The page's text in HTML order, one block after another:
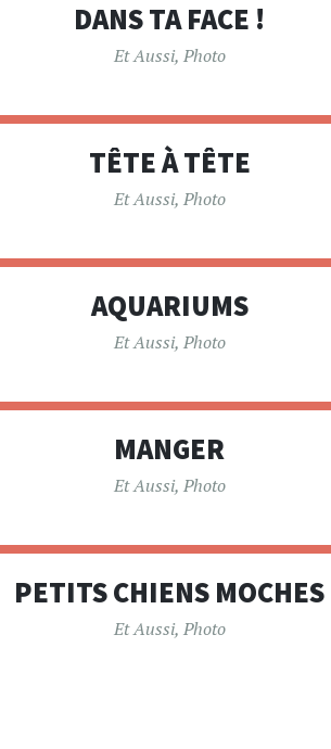
DANS TA FACE !
Et Aussi, Photo
TÊTE À TÊTE
Et Aussi, Photo
AQUARIUMS
Et Aussi, Photo
MANGER
Et Aussi, Photo
PETITS CHIENS MOCHES
Et Aussi, Photo